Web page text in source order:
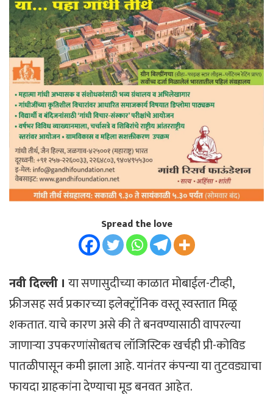
Spread the love
नवी दिल्ली । या सणासुदीच्या काळात मोबाईल-टीव्ही,
फ्रीजसह सर्व प्रकारच्या इलेक्ट्रॉनिक वस्तू स्वस्तात मिळू
शकतात. याचे कारण असे की ते बनवण्यासाठी वापरल्या
जाणार्‍या उपकरणांसोबतच लॉजिस्टिक खर्चही प्री-कोविड
पातळीपासून कमी झाला आहे. यानंतर कंपन्या या तुटवड्याचा
फायदा ग्राहकांना देण्याचा मूड बनवत आहेत.